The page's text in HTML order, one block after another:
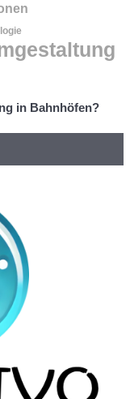
in Bahnhöfen?